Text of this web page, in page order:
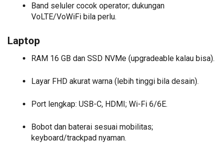
Band seluler cocok operator; dukungan
VoLTE/VoWiFi bila perlu.
Laptop
RAM 16 GB dan SSD NVMe (upgradeable kalau bisa).
Layar FHD akurat warna (lebih tinggi bila desain).
Port lengkap: USB-C, HDMI; Wi-Fi 6/6E.
Bobot dan baterai sesuai mobilitas;
keyboard/trackpad nyaman.